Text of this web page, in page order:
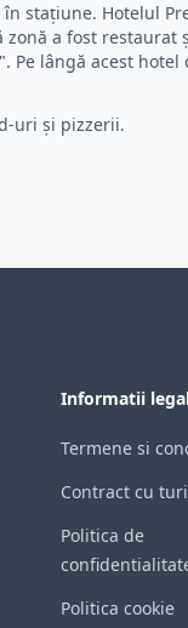
stațiune. Hotelul
a fost
lângă acest hotel
uri și pizzerii.
Informatii
Termene si
Contract cu
Politica de
Politica cookie